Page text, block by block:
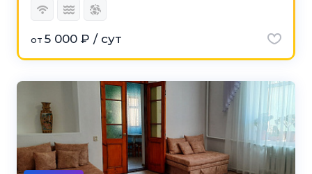
от 5 000 ₽ / сут